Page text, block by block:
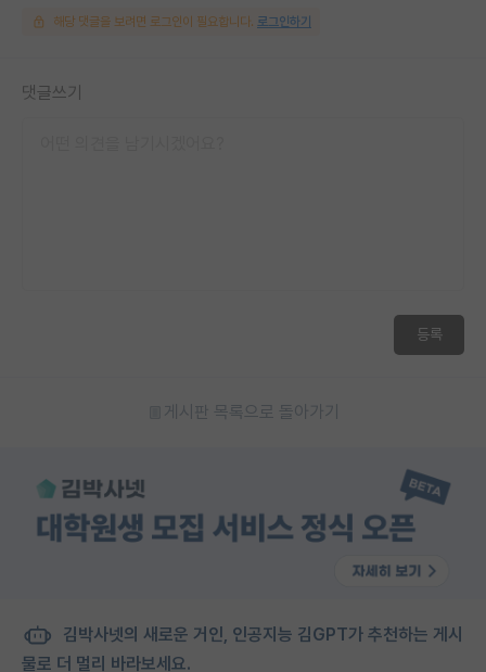
해당 댓글을 보려면 로그인이 필요합니다. 로그인하기
댓글쓰기
등록
게시판 목록으로 돌아가기
김박사넷의 새로운 거인, 인공지능 김GPT가 추천하는 게시
물로 더 멀리 바라보세요.